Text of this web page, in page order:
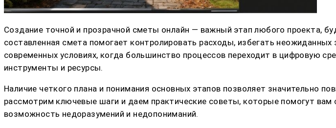
Создание точной и прозрачной сметы онлайн — важный этап любого проекта,
составленная смета помогает контролировать расходы, избегать
современных условиях, когда большинство процессов переходит в цифровую
инструменты и ресурсы.
Наличие четкого плана и понимания основных этапов позволяет значительно
рассмотрим ключевые шаги и даем практические советы, которые помогут
возможность недоразумений и недопониманий.